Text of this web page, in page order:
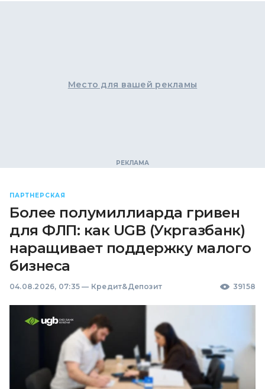
Место для вашей рекламы
ПАРТНЕРСКАЯ
Более полумиллиарда гривен
для ФЛП: как UGB (Укргазбанк)
наращивает поддержку малого
бизнеса
04.08.2026, 07:35 — Кредит&Депозит 39158